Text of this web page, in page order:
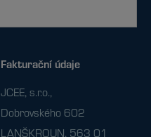
Fakturační údaje
JCEE, s.r.o.,
Dobrovského 602
LANŠKROUN, 563 01